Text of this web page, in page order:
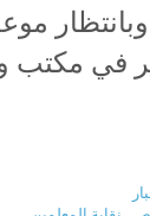
في مكتب